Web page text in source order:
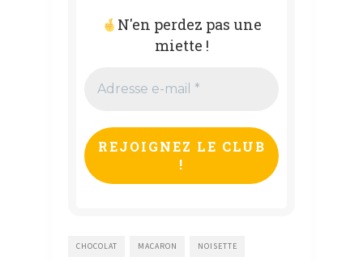
N'en perdez pas une
miette !
e-
*
CHOCOLAT MACARON NOISETTE